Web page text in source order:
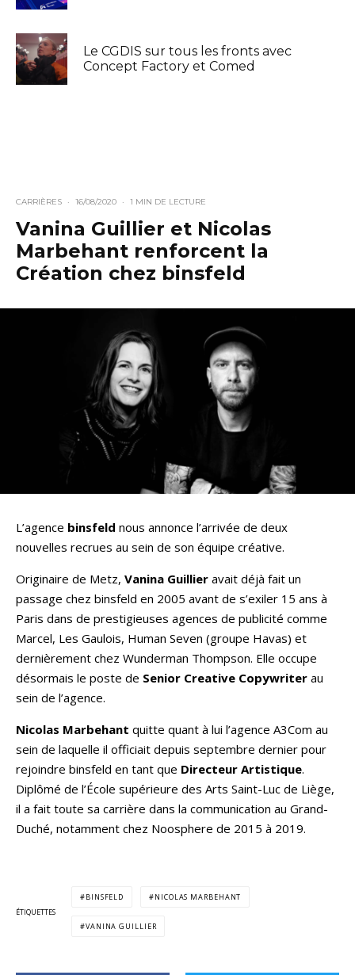
Le CGDIS sur tous les fronts avec
Concept Factory et Comed
CARRIÈRES · 16/08/2020 · 1 MIN DE LECTURE
Vanina Guillier et Nicolas
Marbehant renforcent la
Création chez binsfeld
L’agence binsfeld nous annonce l’arrivée de deux
nouvelles recrues au sein de son équipe créative.
Originaire de Metz, Vanina Guillier avait déjà fait un
passage chez binsfeld en 2005 avant de s’exiler 15 ans à
Paris dans de prestigieuses agences de publicité comme
Marcel, Les Gaulois, Human Seven (groupe Havas) et
dernièrement chez Wunderman Thompson. Elle occupe
désormais le poste de Senior Creative Copywriter au
sein de l’agence.
Nicolas Marbehant quitte quant à lui l’agence A3Com au
sein de laquelle il officiait depuis septembre dernier pour
rejoindre binsfeld en tant que Directeur Artistique.
Diplômé de l’École supérieure des Arts Saint-Luc de Liège,
il a fait toute sa carrière dans la communication au Grand-
Duché, notamment chez Noosphere de 2015 à 2019.
ÉTIQUETTES
BINSFELD NICOLAS MARBEHANT
VANINA GUILLIER